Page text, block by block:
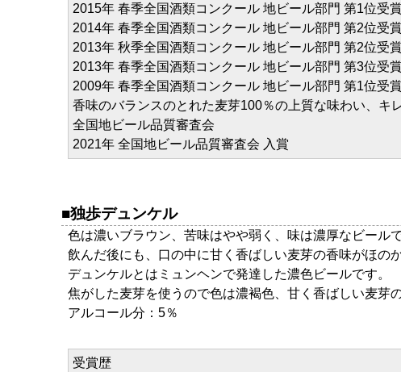
2015年 春季全国酒類コンクール 地ビール部門 第1位受賞
2014年 春季全国酒類コンクール 地ビール部門 第2位受賞
2013年 秋季全国酒類コンクール 地ビール部門 第2位受賞
2013年 春季全国酒類コンクール 地ビール部門 第3位受賞
2009年 春季全国酒類コンクール 地ビール部門 第1位受賞
香味のバランスのとれた麦芽100％の上質な味わい、キ
全国地ビール品質審査会
2021年 全国地ビール品質審査会 入賞
独歩デュンケル
色は濃いブラウン、苦味はやや弱く、味は濃厚なビールで
飲んだ後にも、口の中に甘く香ばしい麦芽の香味がほの
デュンケルとはミュンヘンで発達した濃色ビールです。
焦がした麦芽を使うので色は濃褐色、甘く香ばしい麦芽
アルコール分：5％
受賞歴